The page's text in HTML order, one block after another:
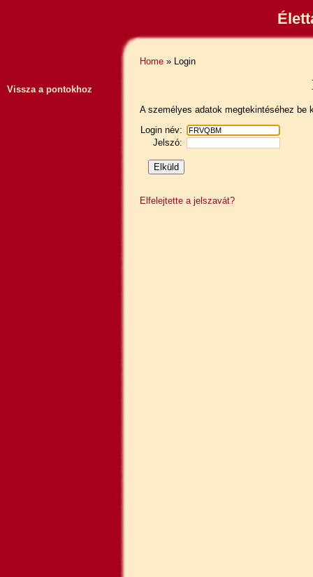
Vissza a pontokhoz
Home » Login
A személyes adatok megtekintéséhez be
Login név:
Jelszó:
Elfelejtette a jelszavát?